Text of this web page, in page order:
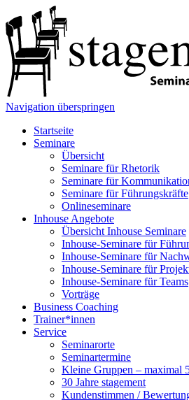
Navigation überspringen
Startseite
Seminare
Übersicht
Seminare für Rhetorik
Seminare für
Seminare für Führungskräfte
Onlineseminare
Inhouse Angebote
Übersicht Inhouse Seminare
Inhouse-Seminare für
Inhouse-Seminare für
Inhouse-Seminare für
Inhouse-Seminare für Teams
Vorträge
Business Coaching
Trainer*innen
Service
Seminarorte
Seminartermine
Kleine Gruppen – maximal
30 Jahre stagement
Kundenstimmen /